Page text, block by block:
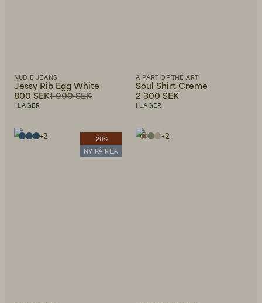
NUDIE JEANS
Jessy Rib Egg White
1 000 SEK
800 SEK
I LAGER
A PART OF THE ART
Soul Shirt Creme
2 300 SEK
I LAGER
-20%
NY PÅ REA
+2 +2